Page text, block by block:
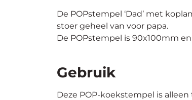
De POPstempel ‘Dad’ met
stoer geheel van voor papa.
De POPstempel is 90x100mm
Gebruik
Deze POP-koekstempel is